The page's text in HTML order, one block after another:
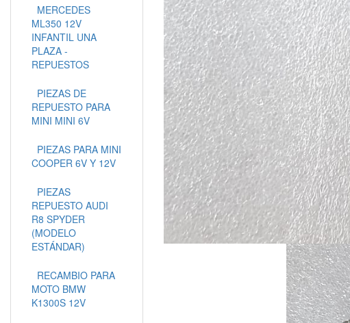
MERCEDES
ML350 12V
INFANTIL UNA
PLAZA -
REPUESTOS
PIEZAS DE
REPUESTO PARA
MINI MINI 6V
PIEZAS PARA MINI
COOPER 6V Y 12V
PIEZAS
REPUESTO AUDI
R8 SPYDER
(MODELO
ESTÁNDAR)
RECAMBIO PARA
MOTO BMW
K1300S 12V